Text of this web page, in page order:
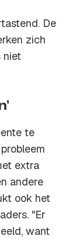
De
zich
niet
te
extra
andere
ook het
"Er
want